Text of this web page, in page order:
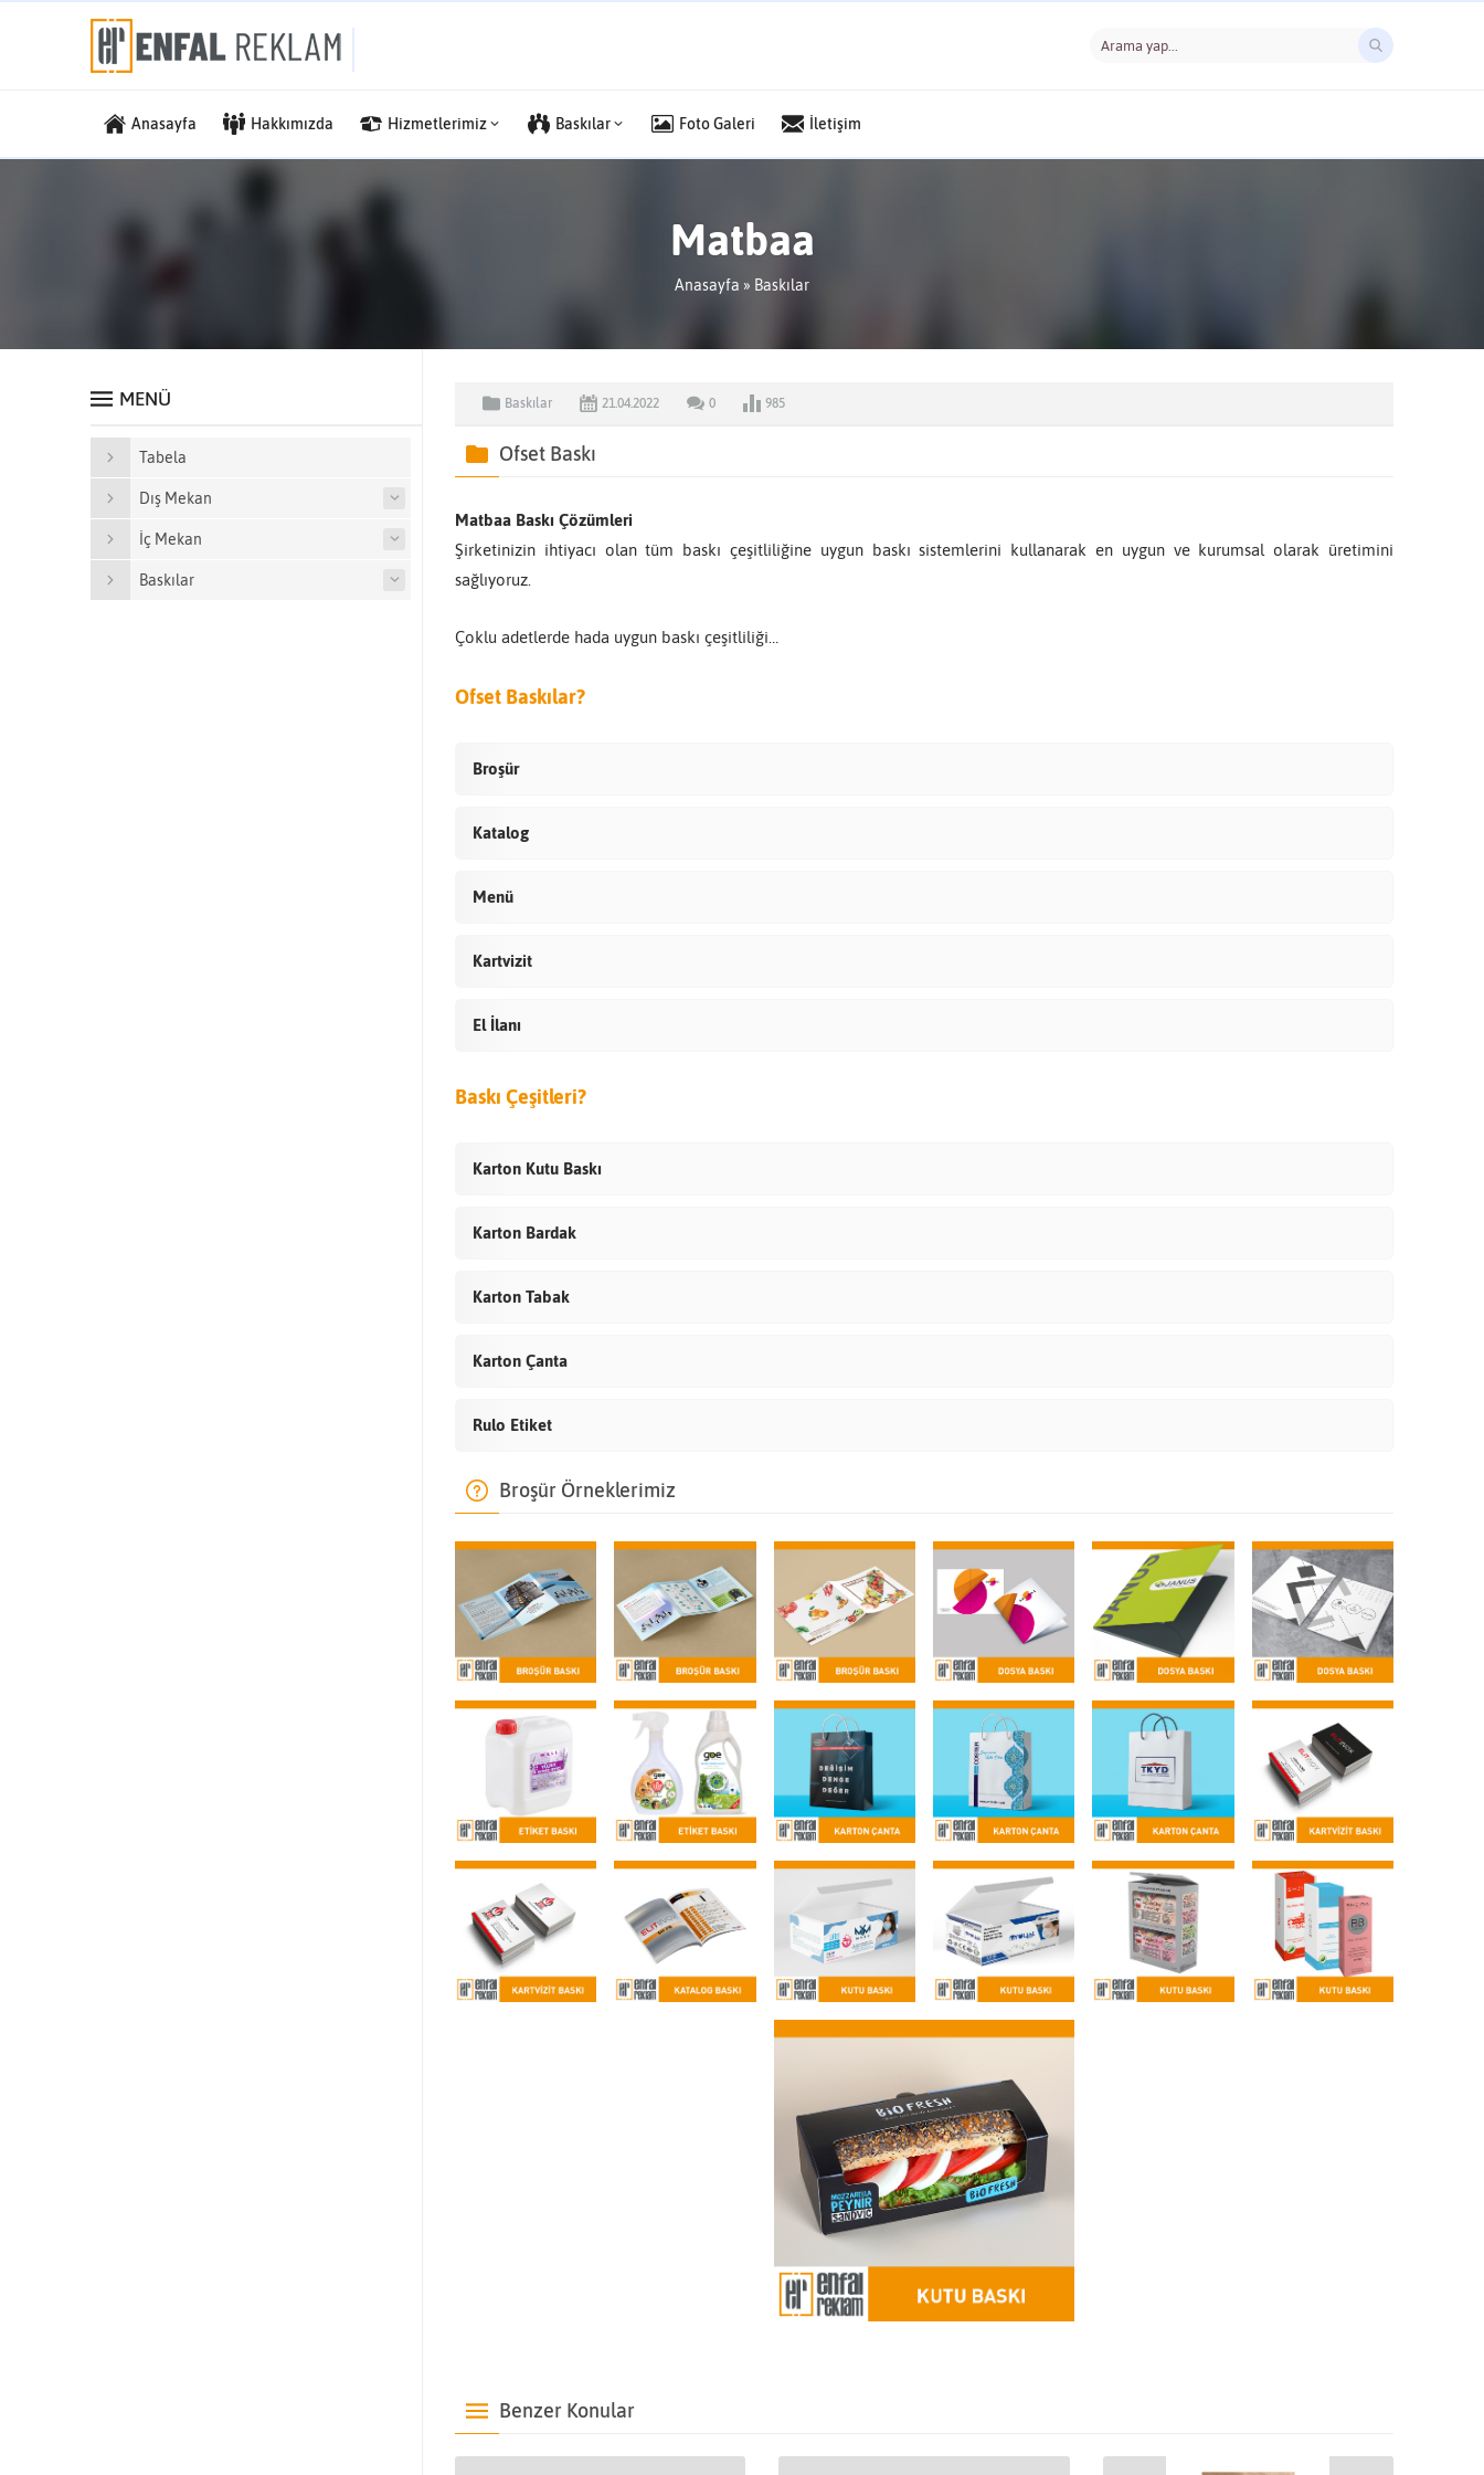
Anasayfa Hakkımızda Hizmetlerimiz Baskılar Foto Galeri İletişim
Matbaa
Anasayfa » Baskılar
Baskılar 21.04.2022 0 985
Ofset Baskı
Matbaa Baskı Çözümleri
Şirketinizin ihtiyacı olan tüm baskı çeşitliliğine uygun baskı sistemlerini kullanarak en uygun ve kurumsal olarak üretimini
sağlıyoruz.
Çoklu adetlerde hada uygun baskı çeşitliliği…
Ofset Baskılar?
Broşür
Katalog
Menü
Kartvizit
El İlanı
Baskı Çeşitleri?
Karton Kutu Baskı
Karton Bardak
Karton Tabak
Karton Çanta
Rulo Etiket
Broşür Örneklerimiz
Benzer Konular
MENÜ
Tabela
Dış Mekan
İç Mekan
Baskılar